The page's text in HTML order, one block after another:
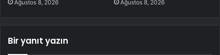
Ağustos 8, 2026 Ağustos 8, 2026
Bir yanıt yazın